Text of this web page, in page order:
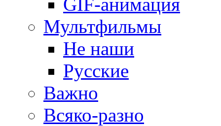
Мультфильмы
Не наши
Русские
Важно
Всяко-разно